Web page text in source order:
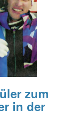
zum
in der